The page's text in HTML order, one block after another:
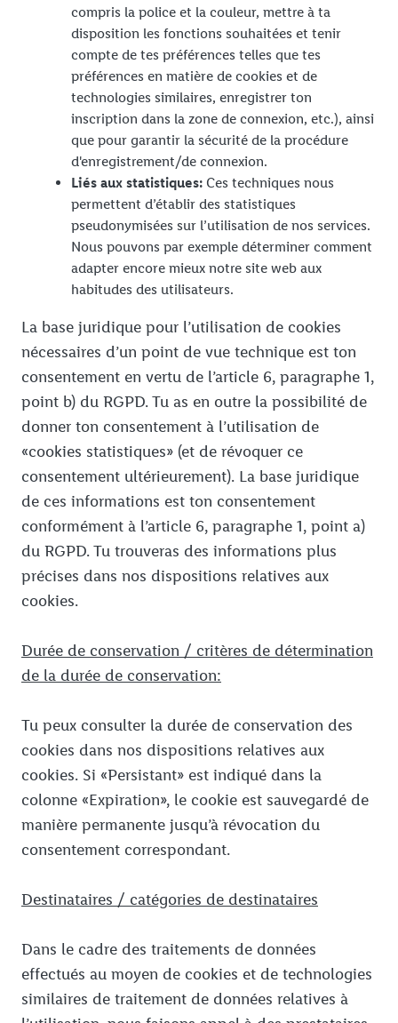
compris la police et la couleur, mettre à ta
disposition les fonctions souhaitées et tenir
compte de tes préférences telles que tes
préférences en matière de cookies et de
technologies similaires, enregistrer ton
inscription dans la zone de connexion, etc.), ainsi
que pour garantir la sécurité de la procédure
d'enregistrement/de connexion.
Liés aux statistiques: Ces techniques nous
permettent d’établir des statistiques
pseudonymisées sur l’utilisation de nos services.
Nous pouvons par exemple déterminer comment
adapter encore mieux notre site web aux
habitudes des utilisateurs.
La base juridique pour l’utilisation de cookies
nécessaires d’un point de vue technique est ton
consentement en vertu de l’article 6, paragraphe 1,
point b) du RGPD. Tu as en outre la possibilité de
donner ton consentement à l’utilisation de
«cookies statistiques» (et de révoquer ce
consentement ultérieurement). La base juridique
de ces informations est ton consentement
conformément à l’article 6, paragraphe 1, point a)
du RGPD. Tu trouveras des informations plus
précises dans nos dispositions relatives aux
cookies.
Durée de conservation / critères de détermination
de la durée de conservation:
Tu peux consulter la durée de conservation des
cookies dans nos dispositions relatives aux
cookies. Si «Persistant» est indiqué dans la
colonne «Expiration», le cookie est sauvegardé de
manière permanente jusqu’à révocation du
consentement correspondant.
Destinataires / catégories de destinataires
Dans le cadre des traitements de données
effectués au moyen de cookies et de technologies
similaires de traitement de données relatives à